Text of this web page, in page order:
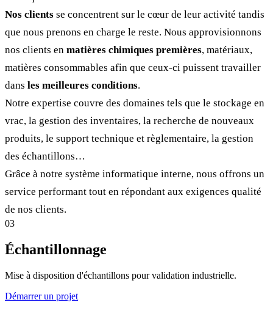
Nos clients se concentrent sur le cœur de leur activité tandis
que nous prenons en charge le reste. Nous approvisionnons
nos clients en matières chimiques premières, matériaux,
matières consommables afin que ceux-ci puissent travailler
dans les meilleures conditions.
Notre expertise couvre des domaines tels que le stockage en
vrac, la gestion des inventaires, la recherche de nouveaux
produits, le support technique et règlementaire, la gestion
des échantillons…
Grâce à notre système informatique interne, nous offrons un
service performant tout en répondant aux exigences qualité
de nos clients.
03
Échantillonnage
Mise à disposition d'échantillons pour validation industrielle.
Démarrer un projet